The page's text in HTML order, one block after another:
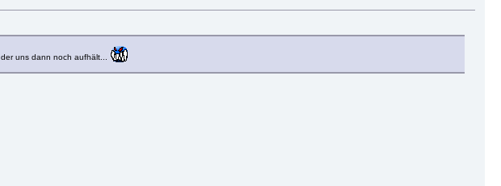
uns dann noch aufhält...